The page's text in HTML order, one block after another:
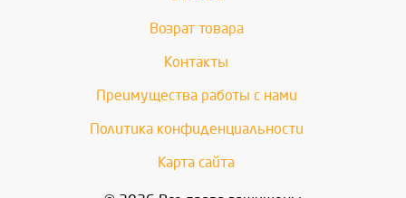
Возрат товара
Контакты
Преимущества работы с нами
Политика конфиденциальности
Карта сайта